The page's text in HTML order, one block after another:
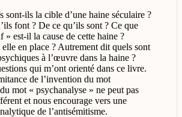
sont-ils la cible d’une haine séculaire ?
font ? De ce qu’ils sont ? Ce que
» est-il la cause de cette haine ?
en place ? Autrement dit quels sont
à l’œuvre dans la haine ?
qui m’ont orienté dans ce livre.
de l’invention du mot
mot « psychanalyse » ne peut pas
et nous encourage vers une
de l’antisémitisme.